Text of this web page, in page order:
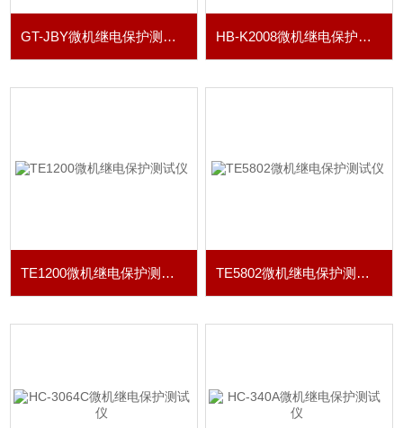
GT-JBY微机继电保护测试仪 HB-K2008微机继电保护测试仪
TE1200微机继电保护测试仪 TE5802微机继电保护测试仪